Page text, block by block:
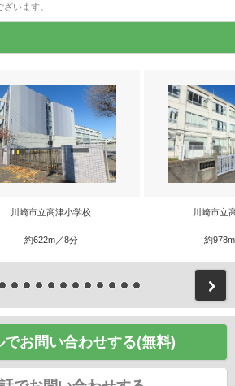
います。
川崎市立高津小学校
約622m／8分
川崎市立
約
でお問い合わせする(無料)